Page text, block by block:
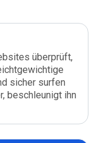
überprüft,
sicher surfen
beschleunigt ihn